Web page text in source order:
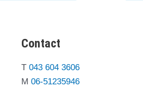
Contact
T 043 604 3606
M 06-51235946